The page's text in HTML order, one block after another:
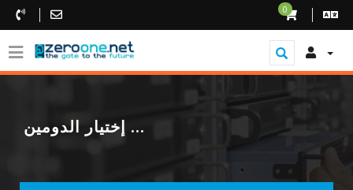
0
إختيار الدومين ...